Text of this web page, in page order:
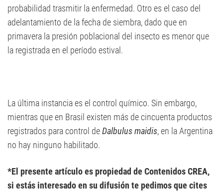
probabilidad trasmitir la enfermedad. Otro es el caso del
adelantamiento de la fecha de siembra, dado que en
primavera la presión poblacional del insecto es menor que
la registrada en el período estival.
La última instancia es el control químico. Sin embargo,
mientras que en Brasil existen más de cincuenta productos
registrados para control deDalbulus maidis, en la Argentina
no hay ninguno habilitado.
*El presente artículo es propiedad de Contenidos CREA,
si estás interesado en su difusión te pedimos que cites